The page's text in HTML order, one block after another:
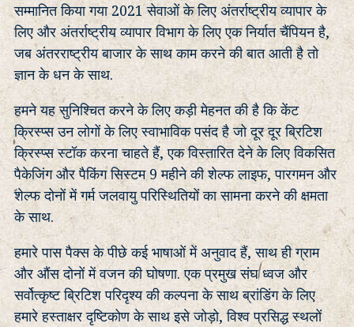
सम्मानित किया गया 2021 सेवाओं के लिए अंतर्राष्ट्रीय व्यापार के
लिए और अंतर्राष्ट्रीय व्यापार विभाग के लिए एक निर्यात चैंपियन है,
जब अंतरराष्ट्रीय बाजार के साथ काम करने की बात आती है तो
ज्ञान के धन के साथ.
हमने यह सुनिश्चित करने के लिए कड़ी मेहनत की है कि केंट
क्रिस्प्स उन लोगों के लिए स्वाभाविक पसंद है जो दूर दूर ब्रिटिश
क्रिस्प्स स्टॉक करना चाहते हैं, एक विस्तारित देने के लिए विकसित
पैकेजिंग और पैकिंग सिस्टम 9 महीने की शेल्फ लाइफ, पारगमन और
शेल्फ दोनों में गर्म जलवायु परिस्थितियों का सामना करने की क्षमता
के साथ.
हमारे पास पैक्स के पीछे कई भाषाओं में अनुवाद हैं, साथ ही ग्राम
और औंस दोनों में वजन की घोषणा. एक प्रमुख संघ ध्वज और
सर्वोत्कृष्ट ब्रिटिश परिदृश्य की कल्पना के साथ ब्रांडिंग के लिए
हमारे हस्ताक्षर दृष्टिकोण के साथ इसे जोड़ो, विश्व प्रसिद्ध स्थलों